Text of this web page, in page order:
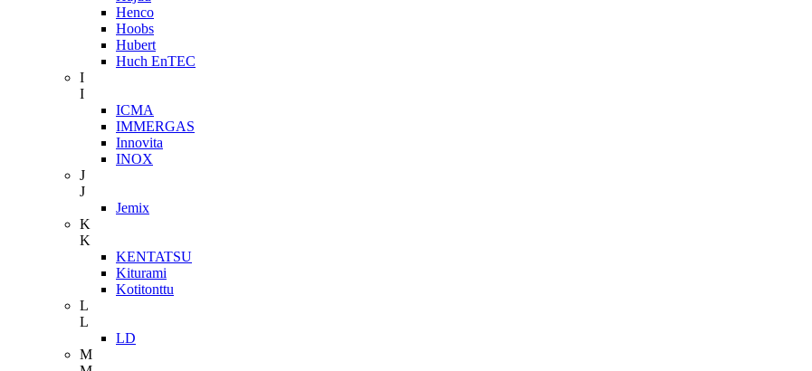
Henco
Hoobs
Hubert
Huch EnTEC
I
I
ICMA
IMMERGAS
Innovita
INOX
J
J
Jemix
K
K
KENTATSU
Kiturami
Kotitonttu
L
L
LD
M